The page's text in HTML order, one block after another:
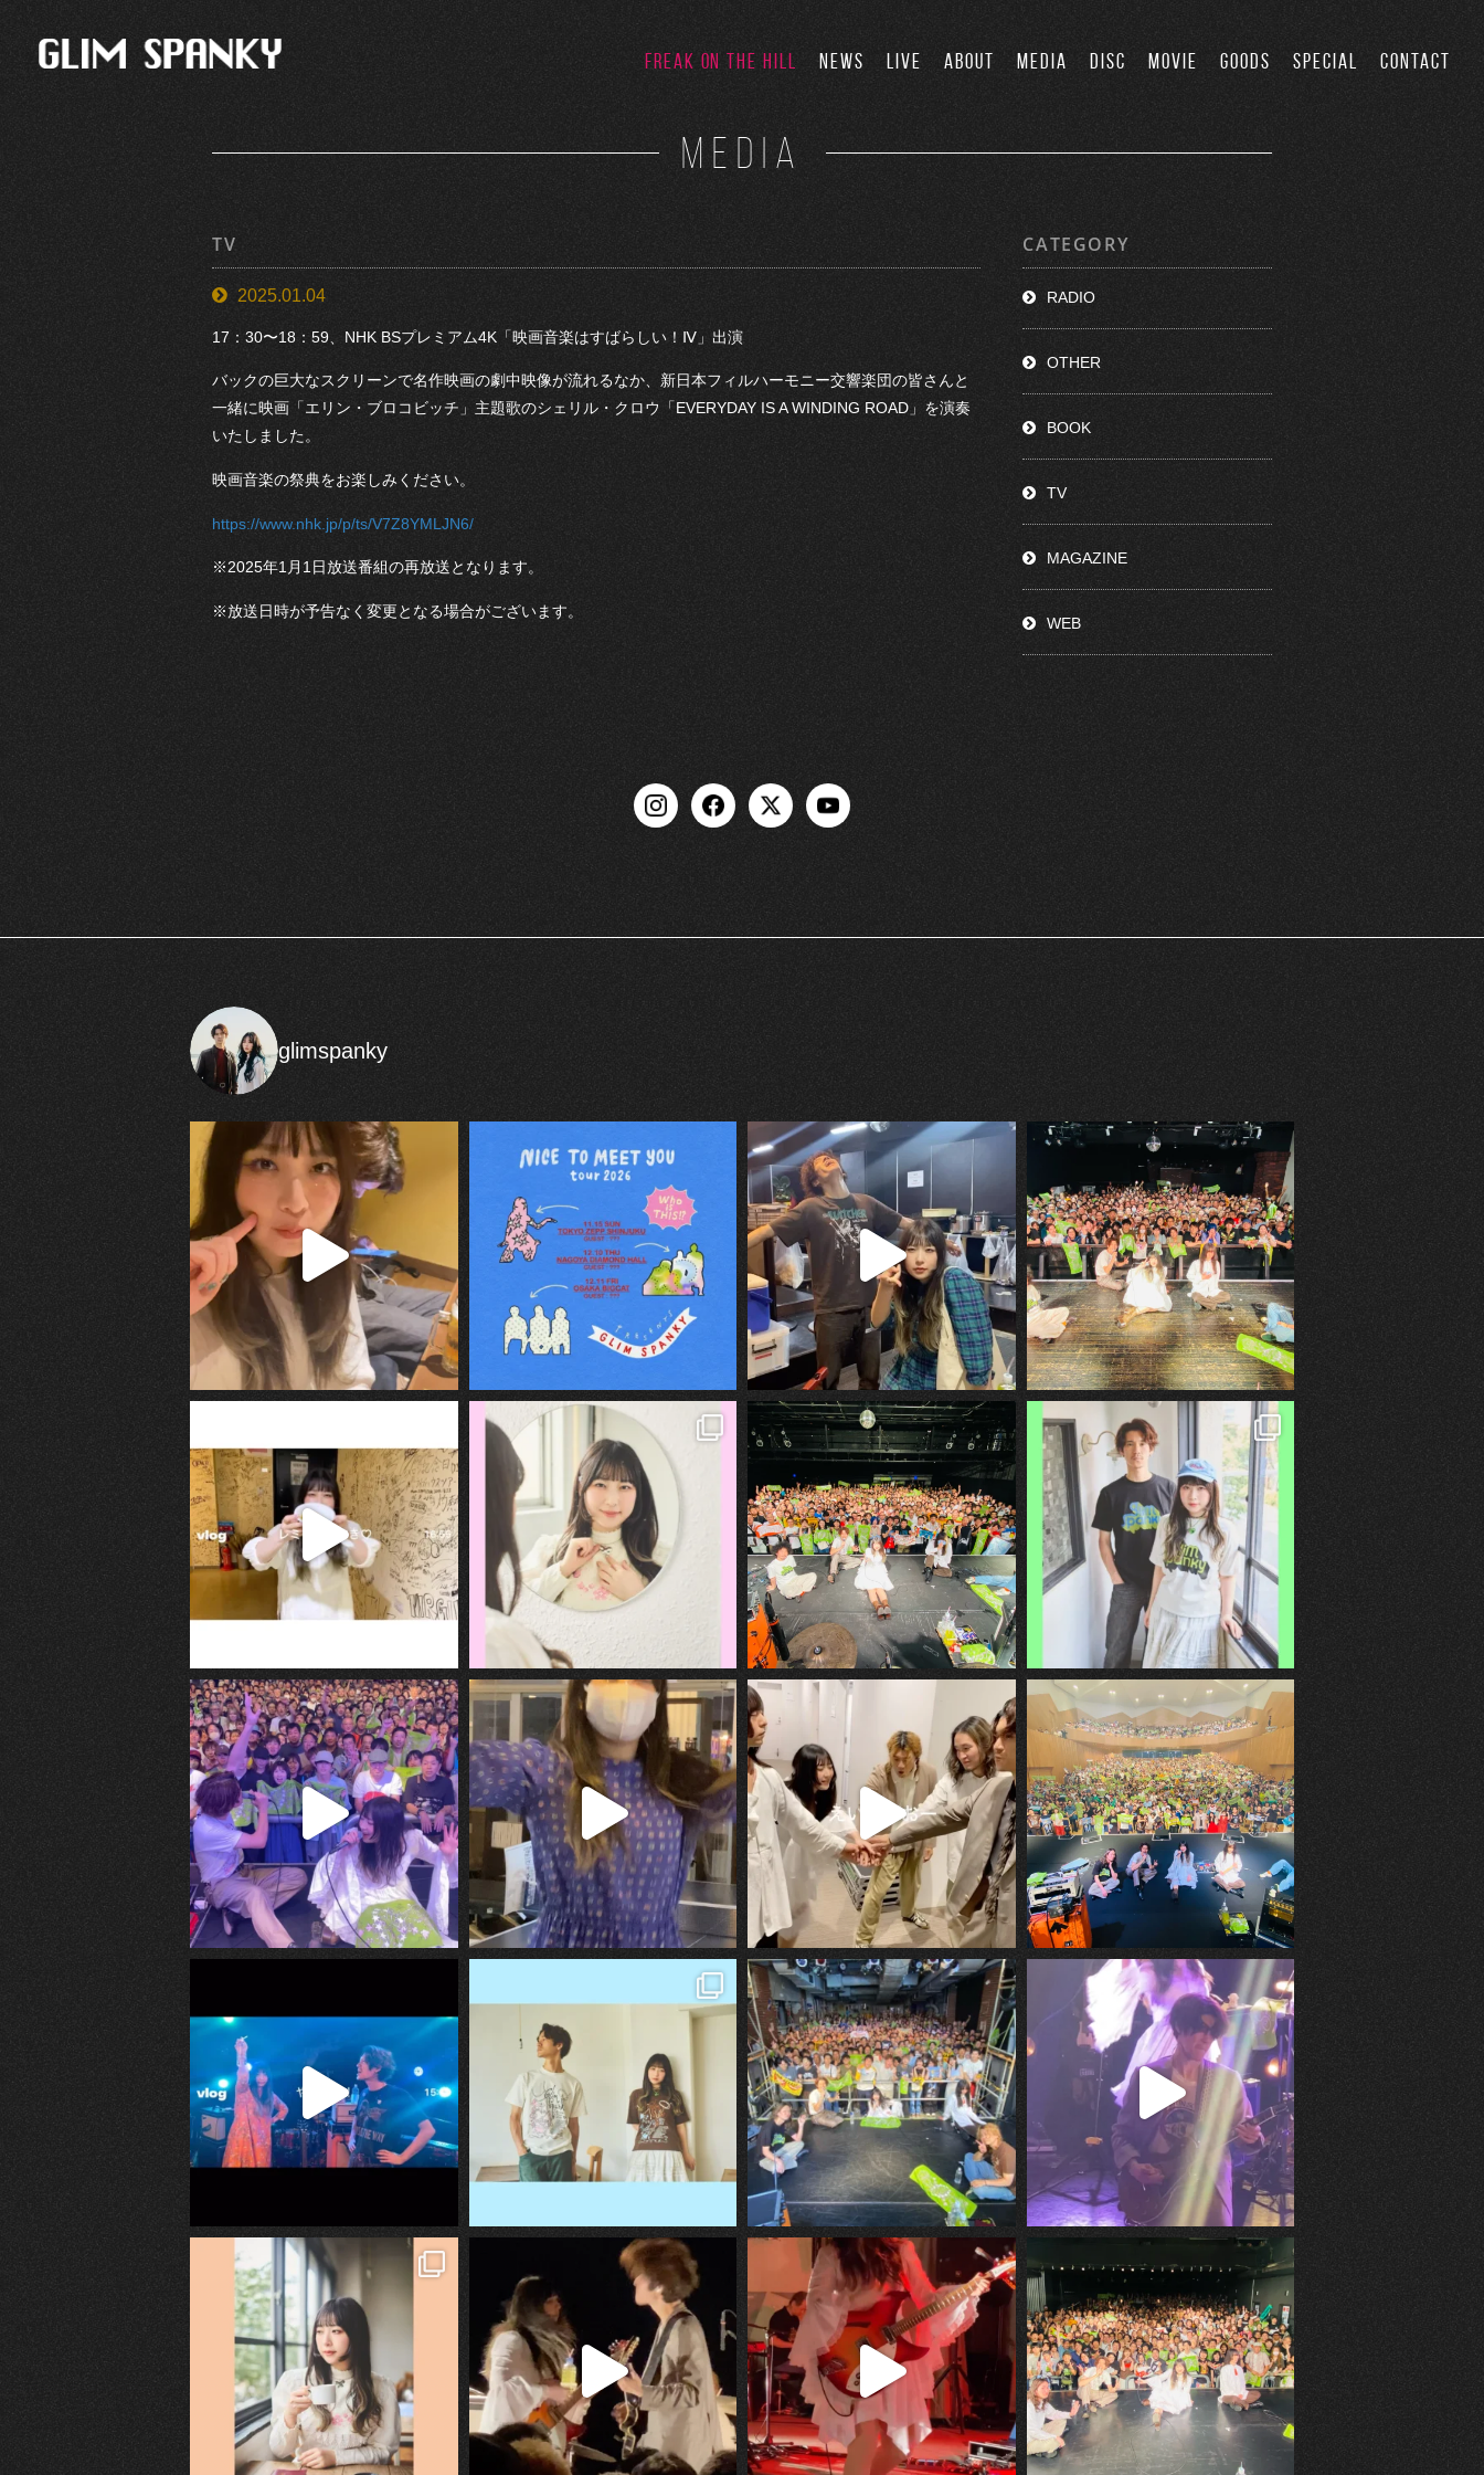
FREAK ON THE HILL NEWS LIVE ABOUT MEDIA DISC MOVIE GOODS SPECIAL CONTACT
MEDIA
TV
2025.01.04
17：30〜18：59、NHK BSプレミアム4K「映画音楽はすばらしい！Ⅳ」出演
バックの巨大なスクリーンで名作映画の劇中映像が流れるなか、新日本フィルハーモニー交響楽団の皆さんと
一緒に映画「エリン・ブロコビッチ」主題歌のシェリル・クロウ「EVERYDAY IS A WINDING ROAD」を演奏
いたしました。
映画音楽の祭典をお楽しみください。
https://www.nhk.jp/p/ts/V7Z8YMLJN6/
※2025年1月1日放送番組の再放送となります。
※放送日時が予告なく変更となる場合がございます。
CATEGORY
RADIO
OTHER
BOOK
TV
MAGAZINE
WEB
glimspanky